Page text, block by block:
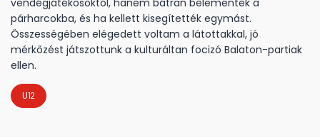
párharcokba, és ha kellett kisegítették egymást.
Összességében elégedett voltam a látottakkal, jó
mérkőzést játszottunk a kulturáltan focizó Balaton-partiak
ellen.
U12